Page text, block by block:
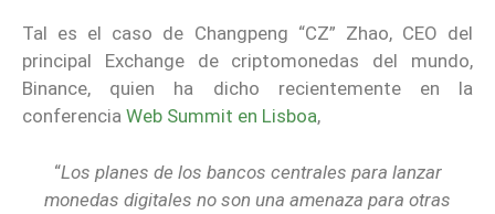
Tal es el caso de Changpeng “CZ” Zhao, CEO del
principal Exchange de criptomonedas del mundo,
Binance, quien ha dicho recientemente en la
conferencia Web Summit en Lisboa,
“Los planes de los bancos centrales para lanzar
monedas digitales no son una amenaza para otras